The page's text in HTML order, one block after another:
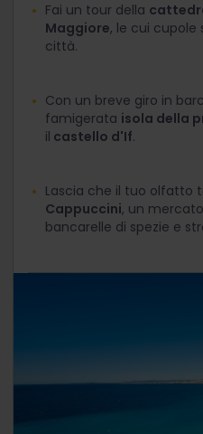
Fai un tour della
Maggiore, le cui cupole
città.
Con un breve giro in
famigerata isola della
il castello d'If.
Lascia che il tuo olfatto
Cappuccini, un
bancarelle di spezie e